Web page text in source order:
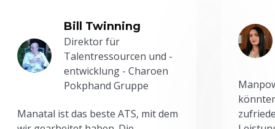
Bill Twinning
Direktor für
Talentressourcen und -
entwicklung - Charoen
Pokphand Gruppe
Manatal ist das beste ATS, mit dem